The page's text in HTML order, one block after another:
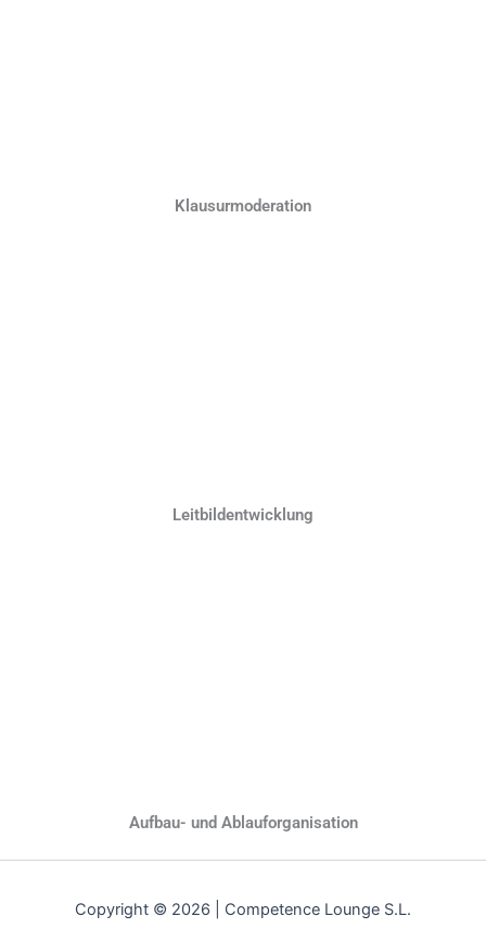
Klausurmoderation
Leitbildentwicklung
Aufbau- und Ablauforganisation
Copyright © 2026 | Competence Lounge S.L.